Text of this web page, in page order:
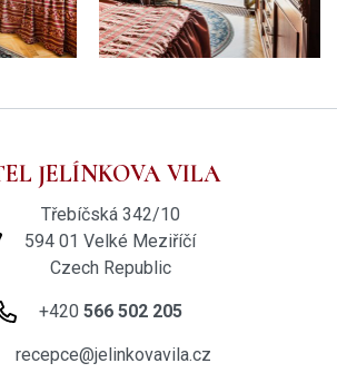
JELÍNKOVA VILA
Třebíčská 342/10
594 01 Velké Meziříčí
Czech Republic
+420 566 502 205
recepce@jelinkovavila.cz